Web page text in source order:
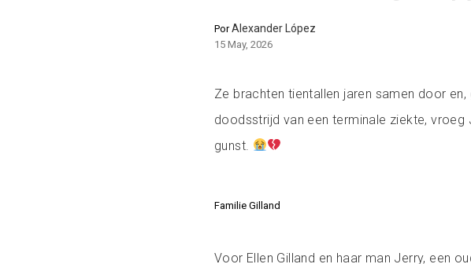
PorAlexander López
15 May, 2026
Ze brachten tientallen jaren samen door
doodsstrijd van een terminale ziekte,
gunst.
Familie Gilland
Voor Ellen Gilland en haar man Jerry, een